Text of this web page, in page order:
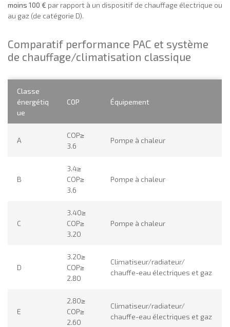
moins 100 € par rapport à un dispositif de chauffage électrique ou
au gaz (de catégorie D).
Comparatif performance PAC et système
de chauffage/climatisation classique
Classe
énergétiq
ue
COP Équipement
A
COP≥
3.6
Pompe à chaleur
B
3.4≥
COP≥
3.6
Pompe à chaleur
C
3.40≥
COP≥
3.20
Pompe à chaleur
D
3.20≥
COP≥
2.80
Climatiseur/radiateur/
chauffe-eau électriques et gaz
E
2.80≥
COP≥
2.60
Climatiseur/radiateur/
chauffe-eau électriques et gaz